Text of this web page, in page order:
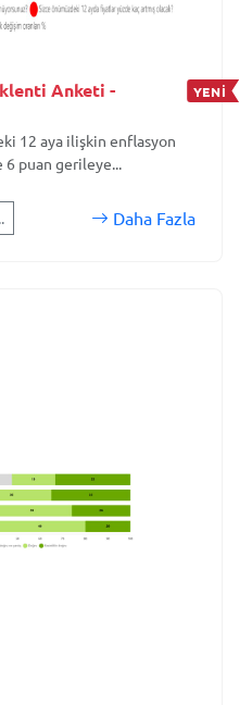
Anketi -
YENİ
12 aya ilişkin enflasyon
puan gerileye...
Daha Fazla